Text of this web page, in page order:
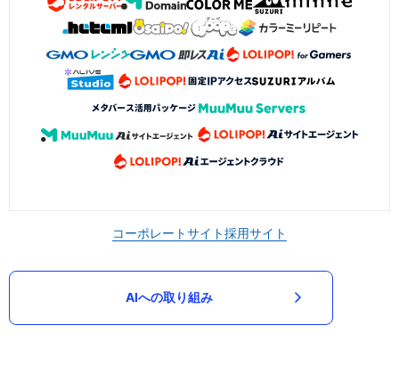
コーポレートサイト採用サイト
AIへの取り組み